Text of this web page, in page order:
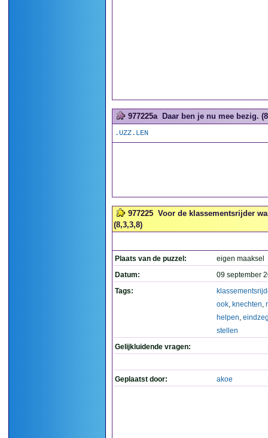
977225a Daar ben je nu mee bezig.
.UZZ.LEN
977225 Voor de klassementsrijder
(8,3,3,8)
Plaats van de puzzel:
eigen maaksel
Datum:
09 september
Tags:
ook, knechten,
helpen,
stellen
Gelijkluidende vragen:
Geplaatst door: akoe